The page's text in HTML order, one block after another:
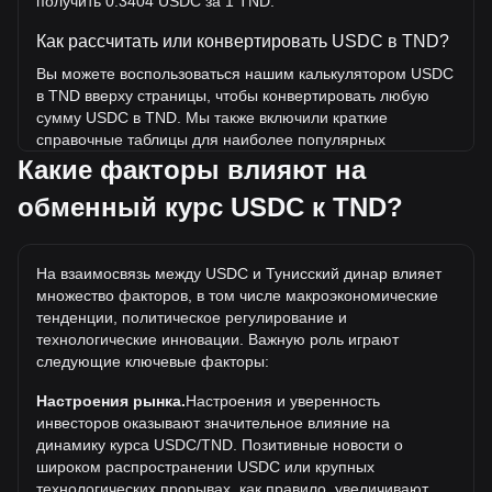
Как рассчитать или конвертировать USDC в TND?
Вы можете воспользоваться нашим калькулятором USDC
в TND вверху страницы, чтобы конвертировать любую
сумму USDC в TND. Мы также включили краткие
справочные таблицы для наиболее популярных
конвертаций. Например, 5 TND эквивалентны 1.7 USDC,
а 5 USDC будут стоить около 14.69TND.
Какова самая высокая цена USDC/TND в
Самая высокая цена 1 USDC в TND за все время
составляет د.ت6.9. Еще неизвестно, превысит ли
стоимость 1 USDC в TND текущий исторический
максимум.
За последние 7 дней обменный курс USDC (USDC)
снизился на 0.01%. За последний месяц обменный курс
USDC (USDC) снизился на 0.02% по отношению к
следующей валюте: Тунисский динар (TND).
Какие факторы влияют на
обменный курс USDC к TND?
На взаимосвязь между USDC и Тунисский динар влияет
множество факторов, в том числе макроэкономические
тенденции, политическое регулирование и
технологические инновации. Важную роль играют
следующие ключевые факторы:
Настроения рынка.Настроения и уверенность
инвесторов оказывают значительное влияние на
динамику курса USDC/TND. Позитивные новости о
широком распространении USDC или крупных